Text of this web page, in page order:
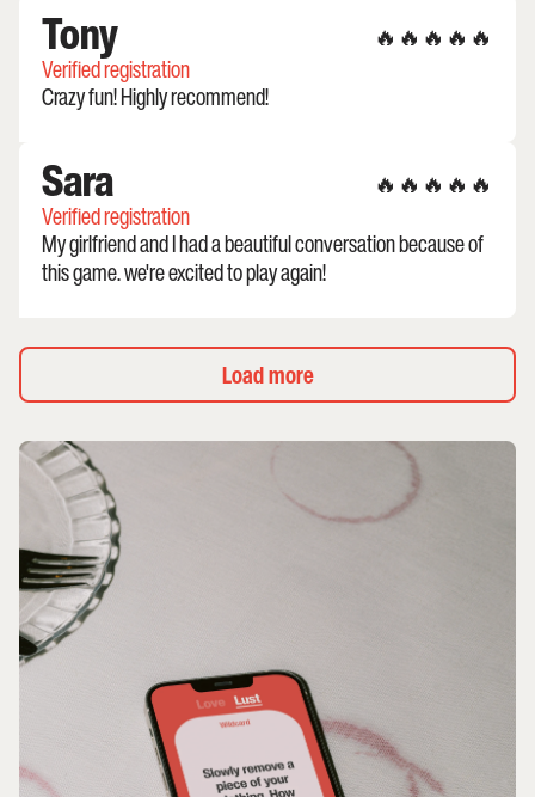
Tony
Verified registration
🔥🔥🔥🔥🔥
Crazy fun! Highly recommend!
Sara
Verified registration
🔥🔥🔥🔥🔥
My girlfriend and I had a beautiful conversation because of
this game. we're excited to play again!
Load more